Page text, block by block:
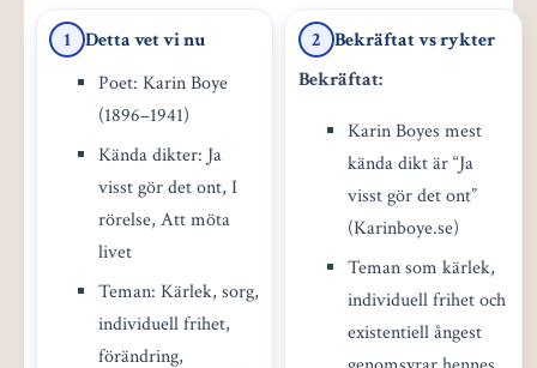
1 Detta vet vi nu
Poet: Karin Boye
(1896–1941)
Kända dikter: Ja
visst gör det ont, I
rörelse, Att möta
livet
Teman: Kärlek, sorg,
individuell frihet,
förändring,
2 Bekräftat vs rykter
Bekräftat:
Karin Boyes mest
kända dikt är “Ja
visst gör det ont”
(Karinboye.se)
Teman som kärlek,
individuell frihet och
existentiell ångest